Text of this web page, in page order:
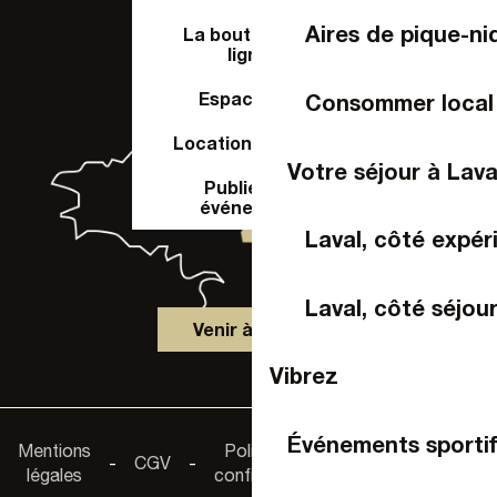
Aires de pique-
Consommer local
Votre séjour à
Laval, côté
Laval, côté
Vibrez
Événements
La boutique en
ligne
Espace Pro
Location de salle
Publier un
événement
Venir à Laval
Mentions
légales
- CGV -
Politique de
confidentialité
Accessibilité :
non